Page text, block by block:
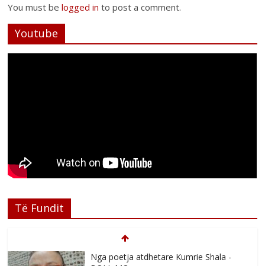
You must belogged in to post a comment.
Youtube
Të Fundit
Nga poetja atdhetare Kumrie Shala -